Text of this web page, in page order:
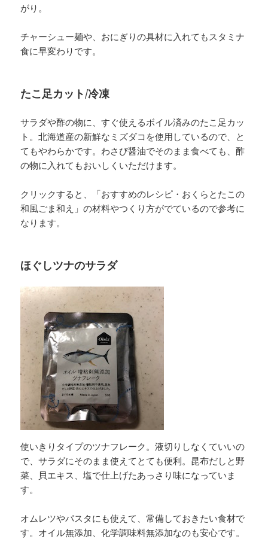
がり。
チャーシュー麺や、おにぎりの具材に入れてもスタミナ
食に早変わりです。
たこ足カット/冷凍
サラダや酢の物に、すぐ使えるボイル済みのたこ足カッ
ト。北海道産の新鮮なミズダコを使用しているので、と
てもやわらかです。わさび醤油でそのまま食べても、酢
の物に入れてもおいしくいただけます。
クリックすると、「おすすめのレシピ・おくらとたこの
和風ごま和え」の材料やつくり方がでているので参考に
なります。
ほぐしツナのサラダ
使いきりタイプのツナフレーク。液切りしなくていいの
で、サラダにそのまま使えてとても便利。昆布だしと野
菜、貝エキス、塩で仕上げたあっさり味になっていま
す。
オムレツやパスタにも使えて、常備しておきたい食材で
す。オイル無添加、化学調味料無添加なのも安心です。